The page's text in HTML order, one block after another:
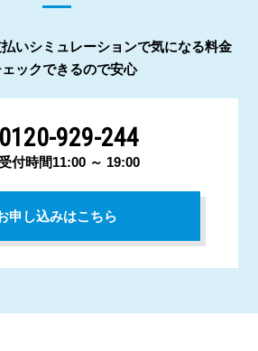
いシミュレーションで気になる料金
ェックできるので安心
0120-929-244
受付時間11:00 ～ 19:00
申し込みはこちら